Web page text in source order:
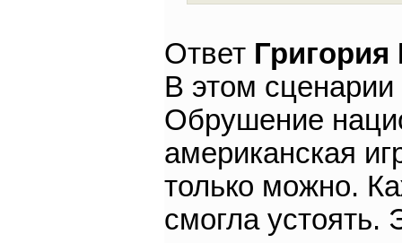
Ответ
В этом
Обрушение
американская
только можно.
смогла устоять.